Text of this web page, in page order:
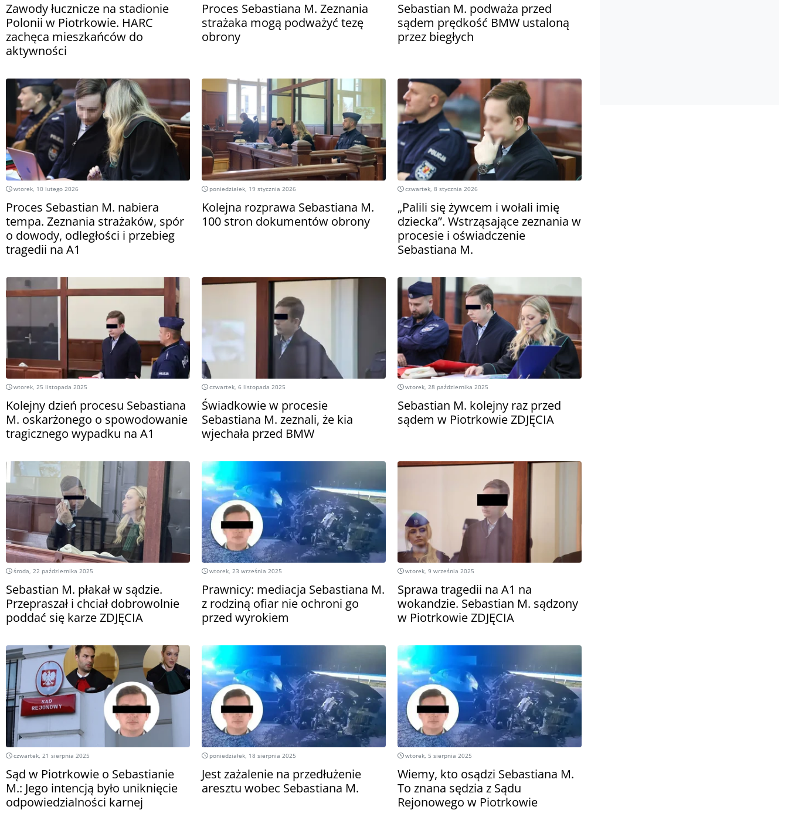
Zawody łucznicze na stadionie
Polonii w Piotrkowie. HARC
zachęca mieszkańców do
aktywności
Proces Sebastiana M. Zeznania
strażaka mogą podważyć tezę
obrony
Sebastian M. podważa przed
sądem prędkość BMW ustaloną
przez biegłych
wtorek, 10 lutego 2026
Proces Sebastian M. nabiera
tempa. Zeznania strażaków, spór
o dowody, odległości i przebieg
tragedii na A1
poniedziałek, 19 stycznia 2026
Kolejna rozprawa Sebastiana M.
100 stron dokumentów obrony
czwartek, 8 stycznia 2026
„Palili się żywcem i wołali imię
dziecka”. Wstrząsające zeznania w
procesie i oświadczenie
Sebastiana M.
wtorek, 25 listopada 2025
Kolejny dzień procesu Sebastiana
M. oskarżonego o spowodowanie
tragicznego wypadku na A1
czwartek, 6 listopada 2025
Świadkowie w procesie
Sebastiana M. zeznali, że kia
wjechała przed BMW
wtorek, 28 października 2025
Sebastian M. kolejny raz przed
sądem w Piotrkowie ZDJĘCIA
środa, 22 października 2025
Sebastian M. płakał w sądzie.
Przepraszał i chciał dobrowolnie
poddać się karze ZDJĘCIA
wtorek, 23 września 2025
Prawnicy: mediacja Sebastiana M.
z rodziną ofiar nie ochroni go
przed wyrokiem
wtorek, 9 września 2025
Sprawa tragedii na A1 na
wokandzie. Sebastian M. sądzony
w Piotrkowie ZDJĘCIA
czwartek, 21 sierpnia 2025
Sąd w Piotrkowie o Sebastianie
M.: Jego intencją było uniknięcie
odpowiedzialności karnej
poniedziałek, 18 sierpnia 2025
Jest zażalenie na przedłużenie
aresztu wobec Sebastiana M.
wtorek, 5 sierpnia 2025
Wiemy, kto osądzi Sebastiana M.
To znana sędzia z Sądu
Rejonowego w Piotrkowie